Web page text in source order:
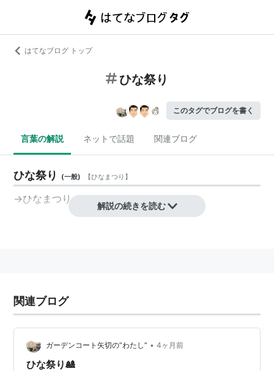
はてなブログ トップ
ひな祭り
このタグでブログを書く
言葉の解説 ネットで話題 関連ブログ
ひな祭り (一般) 【ひなまつり 】
→ひなまつり
解説の続きを読む
関連ブログ
ガーデンコート矢切の”わたし” • 4ヶ月前
ひな祭り🎎